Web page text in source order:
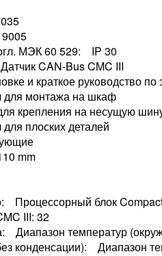
МЭК 60 529: IP 30
CAN-Bus CMC III
и краткое руководство по
для монтажа на шкаф
крепления на несущую
плоских деталей
mm
Процессорный блок
III: 32
Диапазон температур
конденсации): Диапазон